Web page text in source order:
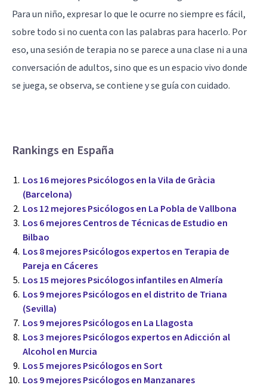
Para un niño, expresar lo que le ocurre no siempre es fácil,
sobre todo si no cuenta con las palabras para hacerlo. Por
eso, una sesión de terapia no se parece a una clase ni a una
conversación de adultos, sino que es un espacio vivo donde
se juega, se observa, se contiene y se guía con cuidado.
Rankings en España
Los 16 mejores Psicólogos en la Vila de Gràcia
(Barcelona)
Los 12 mejores Psicólogos en La Pobla de Vallbona
Los 6 mejores Centros de Técnicas de Estudio en
Bilbao
Los 8 mejores Psicólogos expertos en Terapia de
Pareja en Cáceres
Los 15 mejores Psicólogos infantiles en Almería
Los 9 mejores Psicólogos en el distrito de Triana
(Sevilla)
Los 9 mejores Psicólogos en La Llagosta
Los 3 mejores Psicólogos expertos en Adicción al
Alcohol en Murcia
Los 5 mejores Psicólogos en Sort
Los 9 mejores Psicólogos en Manzanares